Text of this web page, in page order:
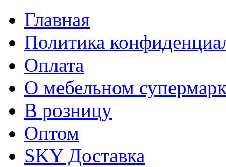
Главная
Политика
Оплата
О мебельном
В розницу
Оптом
SKY Доставка